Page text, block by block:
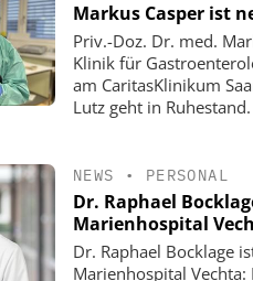
Markus Casper ist
Priv.-Doz. Dr. med.
Klinik für
am CaritasKlinikum
Lutz geht in Ruhestand.
NEWS • PERSONAL
Dr. Raphael
Marienhospital
Dr. Raphael Bocklage
Marienhospital